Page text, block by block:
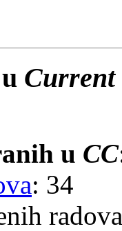
Current
u CC
: 34